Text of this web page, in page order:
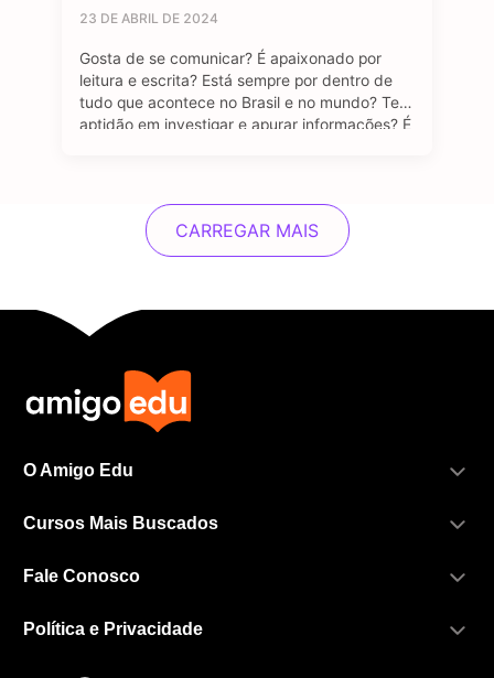
23 DE ABRIL DE 2024
Gosta de se comunicar? É apaixonado por
leitura e escrita? Está sempre por dentro de
tudo que acontece no Brasil e no mundo? Tem
aptidão em investigar e apurar informações? É
CARREGAR MAIS
O Amigo Edu
Cursos Mais Buscados
Fale Conosco
Política e Privacidade